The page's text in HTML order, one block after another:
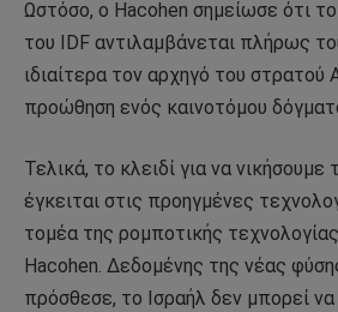
Ωστόσο, ο Hacohen σημείωσε ότι το
του IDF αντιλαμβάνεται πλήρως
ιδιαίτερα τον αρχηγό του στρατού
προώθηση ενός καινοτόμου
Τελικά, το κλειδί για να
έγκειται στις προηγμένες
τομέα της ρομποτικής
Hacohen. Δεδομένης της νέας
πρόσθεσε, το Ισραήλ δεν μπορεί